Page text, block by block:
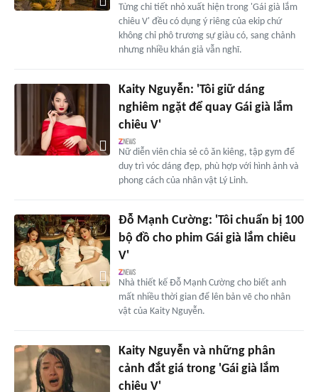
Từng chi tiết nhỏ xuất hiện trong 'Gái già lắm
chiêu V' đều có dụng ý riêng của ekip chứ
không chỉ phô trương sự giàu có, sang chảnh
nhưng nhiều khán giả vẫn nghĩ.
Kaity Nguyễn: 'Tôi giữ dáng
nghiêm ngặt để quay Gái già lắm
chiêu V'
Nữ diễn viên chia sẻ cô ăn kiêng, tập gym để
duy trì vóc dáng đẹp, phù hợp với hình ảnh và
phong cách của nhân vật Lý Linh.
Đỗ Mạnh Cường: 'Tôi chuẩn bị 100
bộ đồ cho phim Gái già lắm chiêu
V'
Nhà thiết kế Đỗ Mạnh Cường cho biết anh
mất nhiều thời gian để lên bản vẽ cho nhân
vật của Kaity Nguyễn.
Kaity Nguyễn và những phân
cảnh đắt giá trong 'Gái già lắm
chiêu V'